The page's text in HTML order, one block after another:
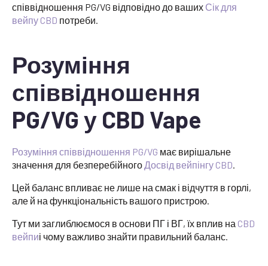
співвідношення PG/VG відповідно до ваших Сік для
вейпу CBD потреби.
Розуміння
співвідношення
PG/VG у CBD Vape
Розуміння співвідношення PG/VG має вирішальне
значення для безперебійногоДосвід вейпінгу CBD.
Цей баланс впливає не лише на смак і відчуття в горлі,
але й на функціональність вашого пристрою.
Тут ми заглиблюємося в основи ПГ і ВГ, їх вплив на CBD
вейпиі чому важливо знайти правильний баланс.